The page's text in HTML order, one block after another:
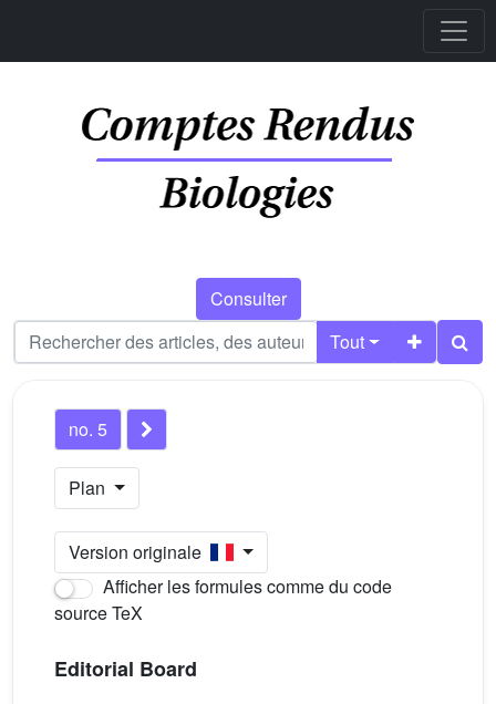
Consulter
Tout
no. 5
Plan
Version originale
Afficher les formules comme du code
source TeX
Editorial Board